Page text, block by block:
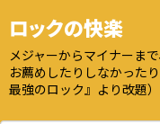
ロックの快楽
メジャーからマイナーま
お薦めしたりしなかった
最強のロック』より改題）